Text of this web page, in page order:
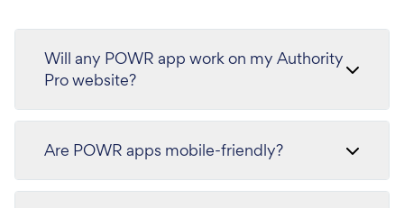
Will any POWR app work on my Authority
Pro website?
Are POWR apps mobile-friendly?